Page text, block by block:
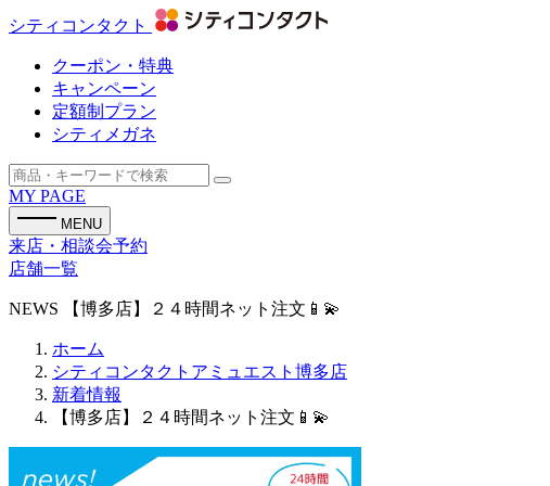
シティコンタクト
クーポン・特典
キャンペーン
定額制プラン
シティメガネ
MY PAGE
MENU
来店・相談会予約
店舗一覧
NEWS 【博多店】２４時間ネット注文📱💫
ホーム
シティコンタクトアミュエスト博多店
新着情報
【博多店】２４時間ネット注文📱💫